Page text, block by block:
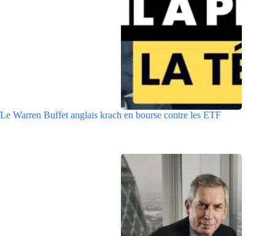
Le Warren Buffet anglais krach en bourse contre les ETF